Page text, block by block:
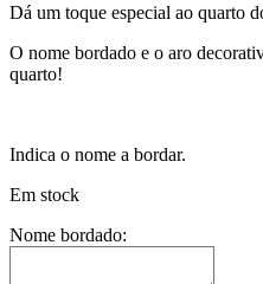
Dá um toque especial ao quarto
O nome bordado e o aro
quarto!
Indica o nome a bordar.
Em stock
Nome bordado: